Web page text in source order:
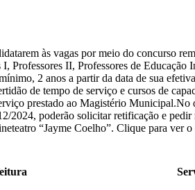
às vagas por meio do concurso
Professores II, Professores de
2 anos a partir da data de sua
de tempo de serviço e cursos de
prestado ao Magistério
poderão solicitar retificação e
“Jayme Coelho”. Clique para ver o